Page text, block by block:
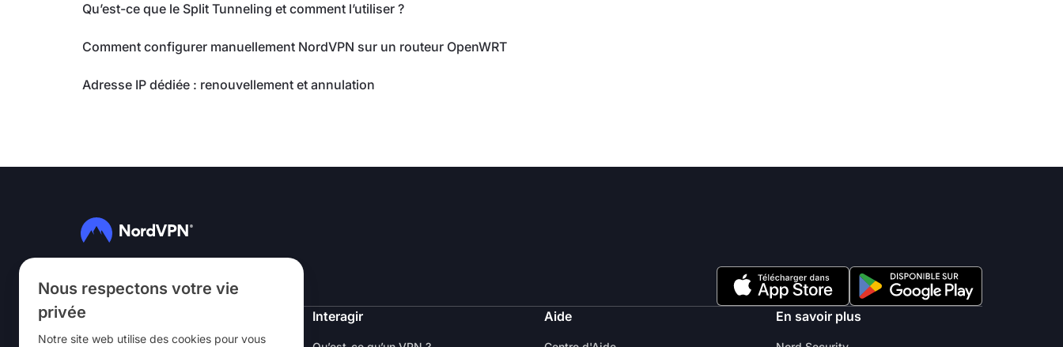
Nous respectons votre vie
privée
Notre site web utilise des cookies pour vous
Qu’est-ce que le Split Tunneling et comment l’utiliser ?
Comment configurer manuellement NordVPN sur un routeur OpenWRT
Adresse IP dédiée : renouvellement et annulation
NordVPN Interagir Aide En savoir plus